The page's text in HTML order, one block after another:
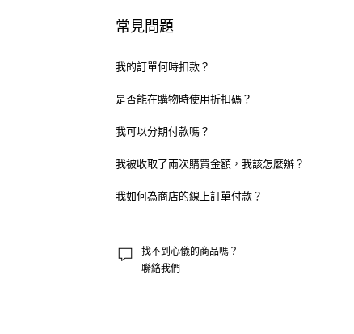
常見問題
我的訂單何時扣款？
是否能在購物時使用折扣碼？
我可以分期付款嗎？
我被收取了兩次購買金額，我該怎麼辦？
鎖，我們建議您與銀行聯絡，以加快預授權的解鎖操作。
我如何為商店的線上訂單付款？
從進行購買的裝置上付款。
在商店收銀台付款。
找不到心儀的商品嗎？
聯絡我們